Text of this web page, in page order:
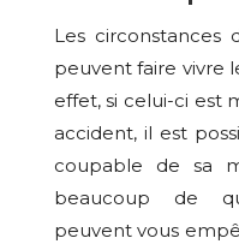
Les
peuvent faire vivre
effet, si celui-ci est
accident, il est
coupable de sa
beaucoup de
peuvent vous